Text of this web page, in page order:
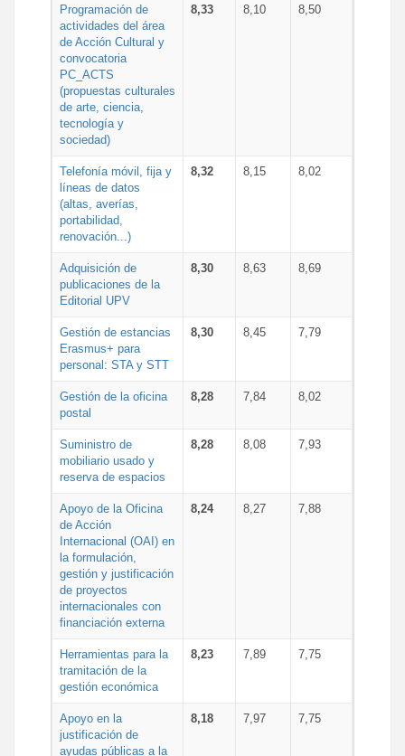
Programación de
actividades del área
de Acción Cultural y
convocatoria
PC_ACTS
(propuestas culturales
de arte, ciencia,
tecnología y
sociedad)
8,33 8,10 8,50
Telefonía móvil, fija y
líneas de datos
(altas, averías,
portabilidad,
renovación...)
8,32 8,15 8,02
Adquisición de
publicaciones de la
Editorial UPV
8,30 8,63 8,69
Gestión de estancias
Erasmus+ para
personal: STA y STT
8,30 8,45 7,79
Gestión de la oficina
postal
8,28 7,84 8,02
Suministro de
mobiliario usado y
reserva de espacios
8,28 8,08 7,93
Apoyo de la Oficina
de Acción
Internacional (OAI) en
la formulación,
gestión y justificación
de proyectos
internacionales con
financiación externa
8,24 8,27 7,88
Herramientas para la
tramitación de la
gestión económica
8,23 7,89 7,75
Apoyo en la
justificación de
ayudas públicas a la
8,18 7,97 7,75